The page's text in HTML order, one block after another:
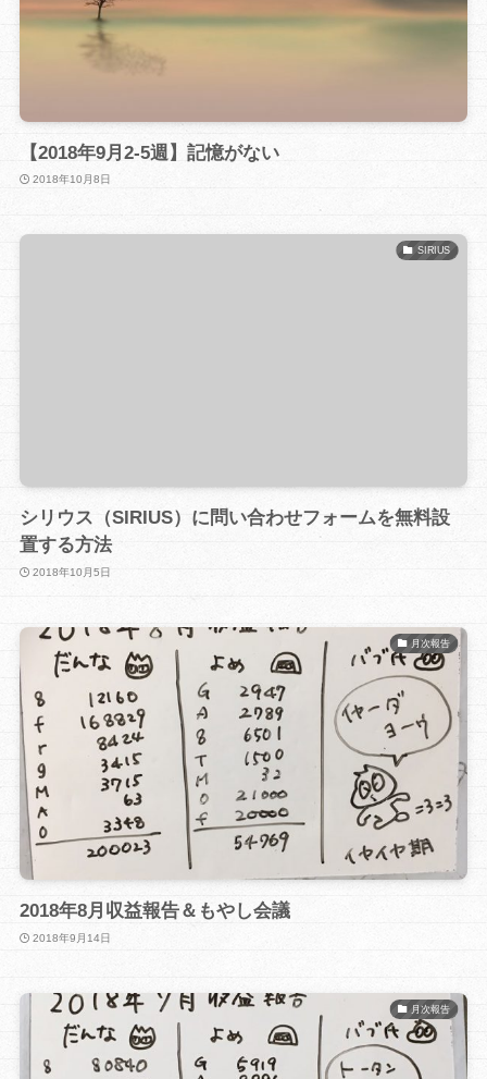
【2018年9月2-5週】記憶がない
2018年10月8日
SIRIUS
シリウス（SIRIUS）に問い合わせフォームを無料設
置する方法
2018年10月5日
月次報告
2018年8月収益報告＆もやし会議
2018年9月14日
月次報告